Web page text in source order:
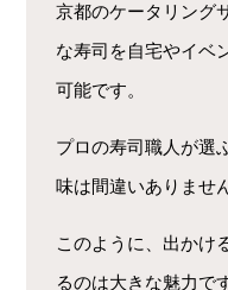
京都のケータリング
な寿司を自宅やイベ
可能です。
プロの寿司職人が選
味は間違いありませ
このように、出かけ
るのは大きな魅力で